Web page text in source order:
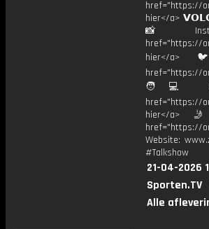
href="https://
hier</a>
📸
href="https://
hier</a>
href="https://
🧑💻
href="https://
hier</a>
href="https://
Website:
#Talkshow
21-04-2026
Sporten.TV
Alle